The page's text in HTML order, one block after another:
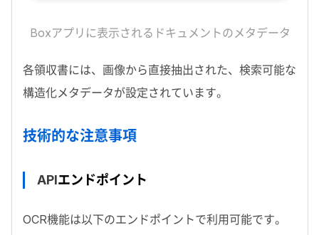
Boxアプリに表示されるドキュメントのメタデータ
各領収書には、画像から直接抽出された、検索可能な
構造化メタデータが設定されています。
技術的な注意事項
APIエンドポイント
OCR機能は以下のエンドポイントで利用可能です。